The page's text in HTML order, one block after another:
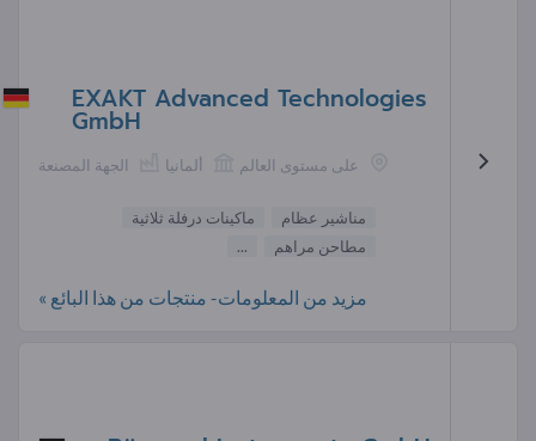
EXAKT Advanced Technologies
GmbH
الجهة المصنعة ألمانيا على مستوى العالم
مناشير عظام
ماكينات درفلة ثلاثية
مطاحن مراهم
...
مزيد من المعلومات- منتجات من هذا البائع »